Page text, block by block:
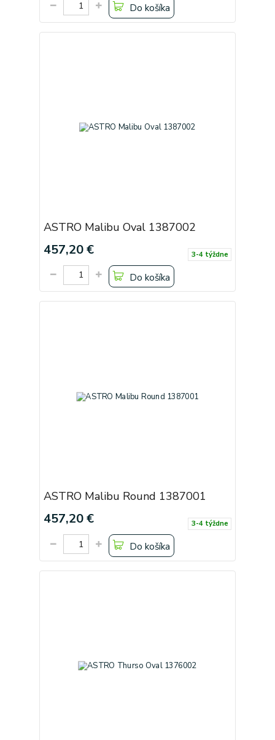
Do košíka
ASTRO Malibu Oval 1387002
457,20 € 3-4 týždne
Do košíka
ASTRO Malibu Round 1387001
457,20 € 3-4 týždne
Do košíka